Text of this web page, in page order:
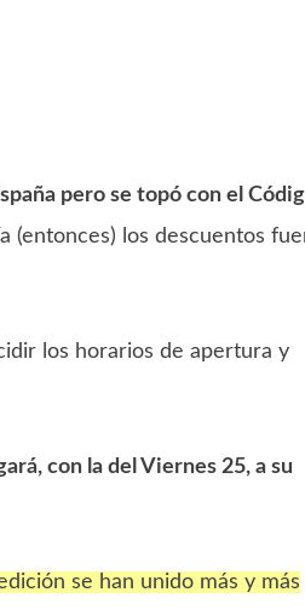
pero se topó con el
(entonces) los descuentos
los horarios de apertura y
con la del Viernes 25, a su
se han unido más y más